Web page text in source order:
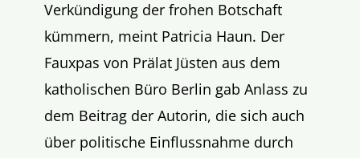
Verkündigung der frohen Botschaft
kümmern, meint Patricia Haun. Der
Fauxpas von Prälat Jüsten aus dem
katholischen Büro Berlin gab Anlass zu
dem Beitrag der Autorin, die sich auch
über politische Einflussnahme durch